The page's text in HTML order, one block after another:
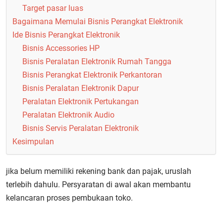
Target pasar luas
Bagaimana Memulai Bisnis Perangkat Elektronik
Ide Bisnis Perangkat Elektronik
Bisnis Accessories HP
Bisnis Peralatan Elektronik Rumah Tangga
Bisnis Perangkat Elektronik Perkantoran
Bisnis Peralatan Elektronik Dapur
Peralatan Elektronik Pertukangan
Peralatan Elektronik Audio
Bisnis Servis Peralatan Elektronik
Kesimpulan
jika belum memiliki rekening bank dan pajak, uruslah
terlebih dahulu. Persyaratan di awal akan membantu
kelancaran proses pembukaan toko.